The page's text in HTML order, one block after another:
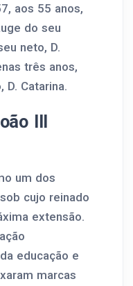
aos 55 anos,
do seu
neto, D.
três anos,
D. Catarina.
III
um dos
cujo reinado
extensão.
educação e
marcas